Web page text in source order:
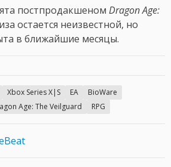
постпродакшеном Dragon Age:
остается неизвестной, но
в ближайшие месяцы.
Xbox Series X|S EA
BioWare
Age: The Veilguard RPG